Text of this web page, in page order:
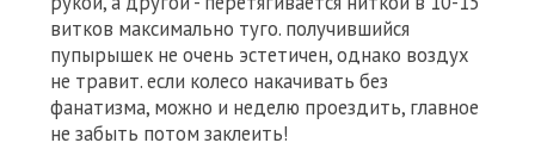
витков максимально туго. получившийся
пупырышек не очень эстетичен, однако воздух
не травит. если колесо накачивать без
фанатизма, можно и неделю проездить, главное
не забыть потом заклеить!